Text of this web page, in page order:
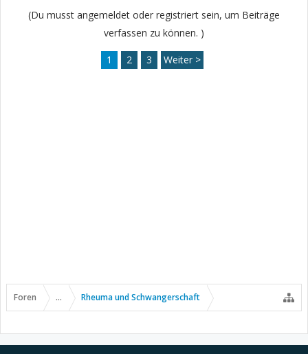
(Du musst angemeldet oder registriert sein, um Beiträge
verfassen zu können. )
1 2 3 Weiter >
Foren ... Rheuma und Schwangerschaft